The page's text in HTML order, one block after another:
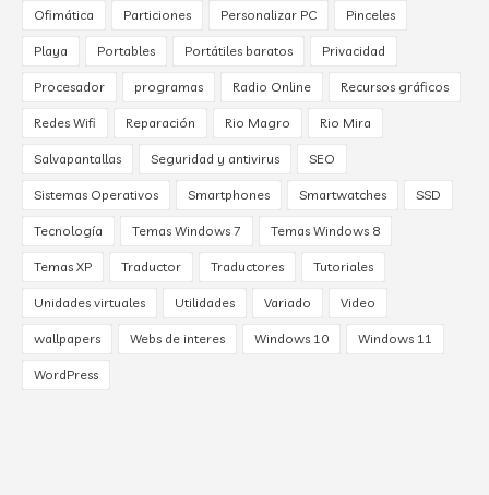
Ofimática Particiones Personalizar PC Pinceles
Playa Portables Portátiles baratos Privacidad
Procesador programas Radio Online Recursos gráficos
Redes Wifi Reparación Rio Magro Rio Mira
Salvapantallas Seguridad y antivirus SEO
Sistemas Operativos Smartphones Smartwatches SSD
Tecnología Temas Windows 7 Temas Windows 8
Temas XP Traductor Traductores Tutoriales
Unidades virtuales Utilidades Variado Video
wallpapers Webs de interes Windows 10 Windows 11
WordPress